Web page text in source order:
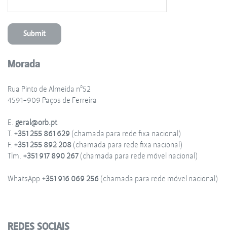
Morada
Rua Pinto de Almeida nº52
4591-909 Paços de Ferreira
E.geral@orb.pt
T. +351 255 861 629 (chamada para rede fixa nacional)
F. +351 255 892 208(chamada para rede fixa nacional)
Tlm. +351 917 890 267(chamada para rede móvel nacional)
WhatsApp +351 916 069 256 (chamada para rede móvel nacional)
REDES SOCIAIS